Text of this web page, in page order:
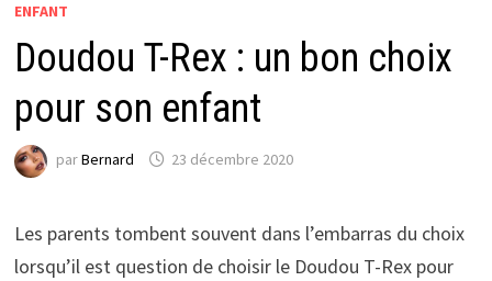
ENFANT
Doudou T-Rex : un bon choix
pour son enfant
parBernard 23 décembre 2020
Les parents tombent souvent dans l’embarras du choix
lorsqu’il est question de choisir le Doudou T-Rex pour